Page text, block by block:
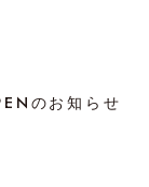
のお知らせ